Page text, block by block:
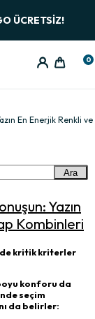
ÜCRETSİZ!
0
Ara
Yazın
Kombinleri
kritik kriterler
konforu da
seçim
da belirler: